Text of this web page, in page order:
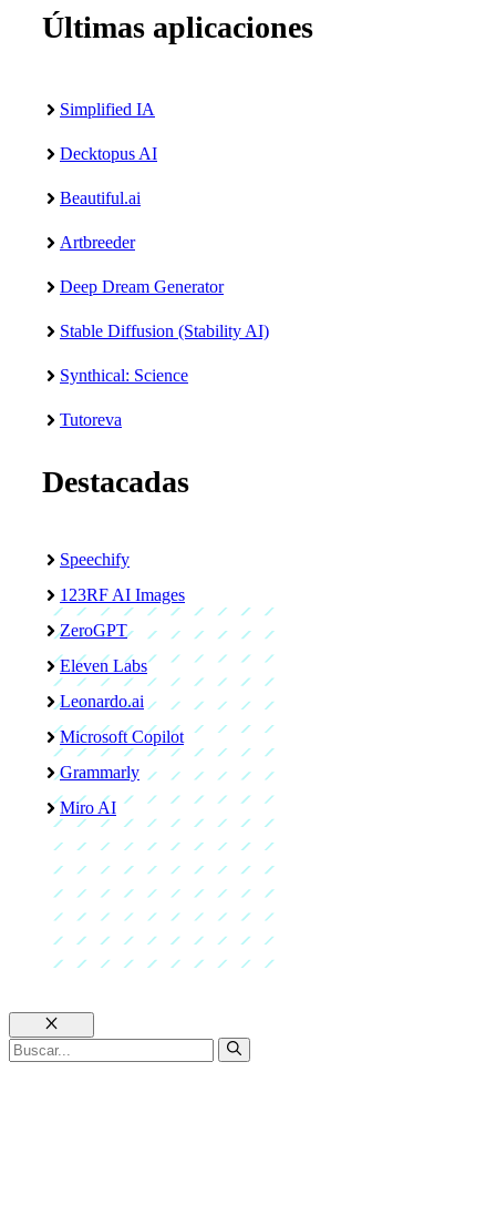
Últimas aplicaciones
Simplified IA
Decktopus AI
Beautiful.ai
Artbreeder
Deep Dream Generator
Stable Diffusion (Stability AI)
Synthical: Science
Tutoreva
Destacadas
Speechify
123RF AI Images
ZeroGPT
Eleven Labs
Leonardo.ai
Microsoft Copilot
Grammarly
Miro AI
Cerrar
Buscar: